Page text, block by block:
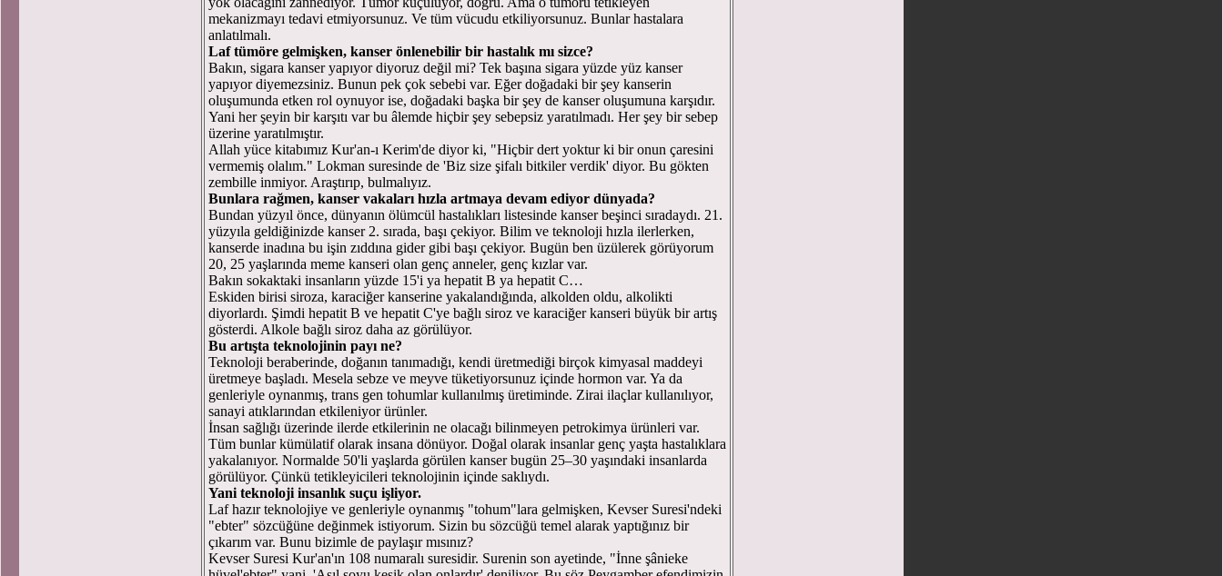
mekanizmayı tedavi etmiyorsunuz. Ve tüm vücudu etkiliyorsunuz. Bunlar hastalara
anlatılmalı.
Laf tümöre gelmişken, kanser önlenebilir bir hastalık mı sizce?
Bakın, sigara kanser yapıyor diyoruz değil mi? Tek başına sigara yüzde yüz kanser
yapıyor diyemezsiniz. Bunun pek çok sebebi var. Eğer doğadaki bir şey kanserin
oluşumunda etken rol oynuyor ise, doğadaki başka bir şey de kanser oluşumuna karşıdır.
Yani her şeyin bir karşıtı var bu âlemde hiçbir şey sebepsiz yaratılmadı. Her şey bir sebep
üzerine yaratılmıştır.
Allah yüce kitabımız Kur'an-ı Kerim'de diyor ki, "Hiçbir dert yoktur ki bir onun çaresini
vermemiş olalım." Lokman suresinde de 'Biz size şifalı bitkiler verdik' diyor. Bu gökten
zembille inmiyor. Araştırıp, bulmalıyız.
Bunlara rağmen, kanser vakaları hızla artmaya devam ediyor dünyada?
Bundan yüzyıl önce, dünyanın ölümcül hastalıkları listesinde kanser beşinci sıradaydı. 21.
yüzyıla geldiğinizde kanser 2. sırada, başı çekiyor. Bilim ve teknoloji hızla ilerlerken,
kanserde inadına bu işin zıddına gider gibi başı çekiyor. Bugün ben üzülerek görüyorum
20, 25 yaşlarında meme kanseri olan genç anneler, genç kızlar var.
Bakın sokaktaki insanların yüzde 15'i ya hepatit B ya hepatit C…
Eskiden birisi siroza, karaciğer kanserine yakalandığında, alkolden oldu, alkolikti
diyorlardı. Şimdi hepatit B ve hepatit C'ye bağlı siroz ve karaciğer kanseri büyük bir artış
gösterdi. Alkole bağlı siroz daha az görülüyor.
Bu artışta teknolojinin payı ne?
Teknoloji beraberinde, doğanın tanımadığı, kendi üretmediği birçok kimyasal maddeyi
üretmeye başladı. Mesela sebze ve meyve tüketiyorsunuz içinde hormon var. Ya da
genleriyle oynanmış, trans gen tohumlar kullanılmış üretiminde. Zirai ilaçlar kullanılıyor,
sanayi atıklarından etkileniyor ürünler.
İnsan sağlığı üzerinde ilerde etkilerinin ne olacağı bilinmeyen petrokimya ürünleri var.
Tüm bunlar kümülatif olarak insana dönüyor. Doğal olarak insanlar genç yaşta hastalıklara
yakalanıyor. Normalde 50'li yaşlarda görülen kanser bugün 25–30 yaşındaki insanlarda
görülüyor. Çünkü tetikleyicileri teknolojinin içinde saklıydı.
Yani teknoloji insanlık suçu işliyor.
Laf hazır teknolojiye ve genleriyle oynanmış "tohum"lara gelmişken, Kevser Suresi'ndeki
"ebter" sözcüğüne değinmek istiyorum. Sizin bu sözcüğü temel alarak yaptığınız bir
çıkarım var. Bunu bizimle de paylaşır mısınız?
Kevser Suresi Kur'an'ın 108 numaralı suresidir. Surenin son ayetinde, "İnne şânieke